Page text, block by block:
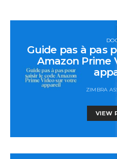
Guide pas à pas
Amazon Prime
ZIMBRA
VIEW